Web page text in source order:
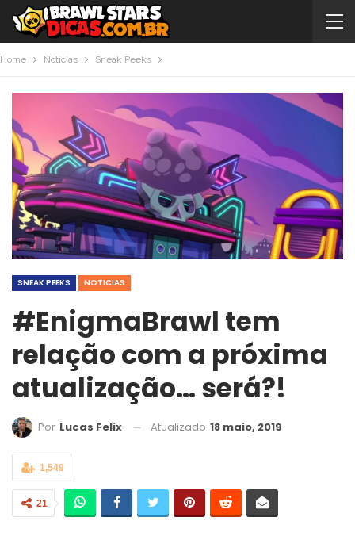
Home Noticias Sneak Peeks
SNEAK PEEKS NOTICIAS
#EnigmaBrawl tem
relação com a próxima
atualização… será?!
Por Lucas Felix Atualizado 18 maio, 2019
1,549
21